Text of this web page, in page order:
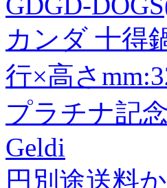
カンダ 十得
行×高さ
プラチナ記念
Geldi
円別途送料